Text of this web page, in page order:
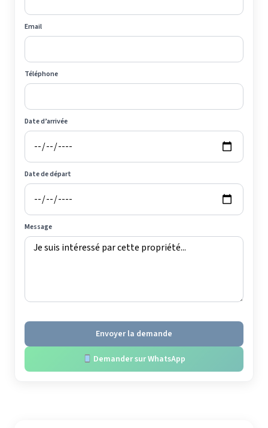
Email
Téléphone
Date d’arrivée
Date de départ
Message
Envoyer la demande
Demander sur WhatsApp